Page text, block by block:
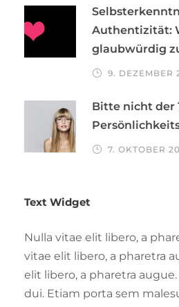
Authentizität:
glaubwürdig
9. DEZEMBER
Bitte nicht der
7. OKTOBER
Text Widget
Nulla vitae elit libero, a
vitae elit libero, a pharetra
elit libero, a pharetra
dui. Etiam porta sem